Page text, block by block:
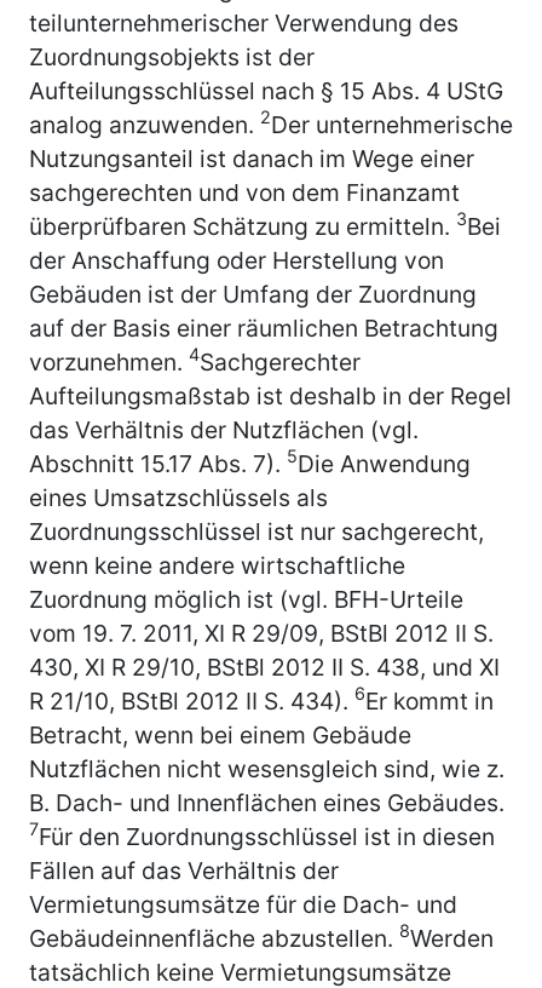
teilunternehmerischer Verwendung des
Zuordnungsobjekts ist der
Aufteilungsschlüssel nach § 15 Abs. 4 UStG
analog anzuwenden. 2Der unternehmerische
Nutzungsanteil ist danach im Wege einer
sachgerechten und von dem Finanzamt
überprüfbaren Schätzung zu ermitteln. 3Bei
der Anschaffung oder Herstellung von
Gebäuden ist der Umfang der Zuordnung
auf der Basis einer räumlichen Betrachtung
vorzunehmen. 4Sachgerechter
Aufteilungsmaßstab ist deshalb in der Regel
das Verhältnis der Nutzflächen (vgl.
Abschnitt 15.17 Abs. 7). 5Die Anwendung
eines Umsatzschlüssels als
Zuordnungsschlüssel ist nur sachgerecht,
wenn keine andere wirtschaftliche
Zuordnung möglich ist (vgl. BFH-Urteile
vom 19. 7. 2011, XI R 29/09, BStBl 2012 II S.
430, XI R 29/10, BStBl 2012 II S. 438, und XI
R 21/10, BStBl 2012 II S. 434). 6Er kommt in
Betracht, wenn bei einem Gebäude
Nutzflächen nicht wesensgleich sind, wie z.
B. Dach- und Innenflächen eines Gebäudes.
7Für den Zuordnungsschlüssel ist in diesen
Fällen auf das Verhältnis der
Vermietungsumsätze für die Dach- und
Gebäudeinnenfläche abzustellen. 8Werden
tatsächlich keine Vermietungsumsätze